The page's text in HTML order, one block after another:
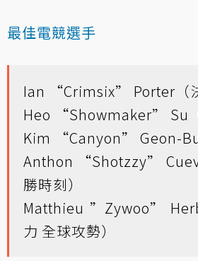
最佳電競選手
Ian “Crimsix” Porter（
Heo “Showmaker” Su（
Kim “Canyon” Geon-Bu
Anthon “Shotzzy”
勝時刻）
Matthieu ”Zywoo”
力 全球攻勢）